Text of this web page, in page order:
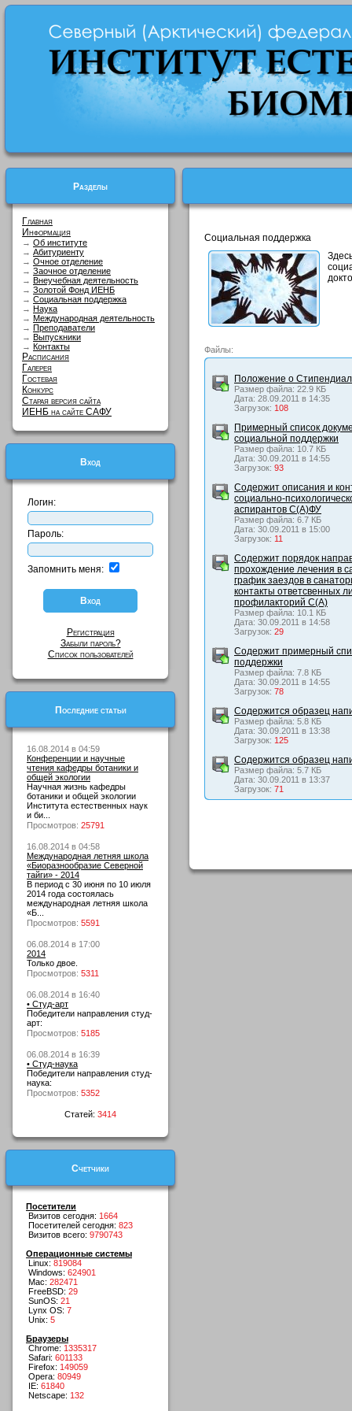
Разделы
Главная
Информация
→ Об институте
→ Абитуриенту
→ Очное отделение
→ Заочное отделение
→ Внеучебная деятельность
→ Золотой Фонд ИЕНБ
→ Социальная поддержка
→ Наука
→ Международная деятельность
→ Преподаватели
→ Выпускники
→ Контакты
Расписания
Галерея
Гостевая
Конкурс
Старая версия сайта
ИЕНБ на сайте САФУ
Вход
Логин:
Пароль:
Запомнить меня:
Регистрация
Забыли пароль?
Список пользователей
Последние статьи
16.08.2014 в 04:59
Конференции и научные
чтения кафедры ботаники и
общей экологии
Научная жизнь кафедры
ботаники и общей экологии
Института естественных наук
и би...
Просмотров: 25791
16.08.2014 в 04:58
Международная летняя школа
«Биоразнообразие Северной
тайги» - 2014
В период с 30 июня по 10 июля
2014 года состоялась
международная летняя школа
«Б...
Просмотров: 5591
06.08.2014 в 17:00
2014
Только двое.
Просмотров: 5311
06.08.2014 в 16:40
• Студ-арт
Победители направления студ-
арт:
Просмотров: 5185
06.08.2014 в 16:39
• Студ-наука
Победители направления студ-
наука:
Просмотров: 5352
Статей: 3414
Счетчики
Посетители
Визитов сегодня: 1664
Посетителей сегодня: 823
Визитов всего: 9790743
Операционные системы
Linux: 819084
Windows: 624901
Mac: 282471
FreeBSD: 29
SunOS: 21
Lynx OS: 7
Unix: 5
Браузеры
Chrome: 1335317
Safari: 601133
Firefox: 149059
Opera: 80949
IE: 61840
Netscape: 132
Социальная поддержка
Файлы:
Положение о
Размер файла: 22.9 КБ
Дата: 28.09.2011 в 14:35
Загрузок: 108
Примерный список
социальной поддержки
Размер файла: 10.7 КБ
Дата: 30.09.2011 в 14:55
Загрузок: 93
Содержит описания и
социально-
аспирантов С(А)ФУ
Размер файла: 6.7 КБ
Дата: 30.09.2011 в 15:00
Загрузок: 11
Содержит порядок
прохождение лечения в
график заездов в
контакты ответсвенных
профилакторий С(А)
Размер файла: 10.1 КБ
Дата: 30.09.2011 в 14:58
Загрузок: 29
Содержит примерный
поддержки
Размер файла: 7.8 КБ
Дата: 30.09.2011 в 14:55
Загрузок: 78
Содержится образец
Размер файла: 5.8 КБ
Дата: 30.09.2011 в 13:38
Загрузок: 125
Содержится образец
Размер файла: 5.7 КБ
Дата: 30.09.2011 в 13:37
Загрузок: 71